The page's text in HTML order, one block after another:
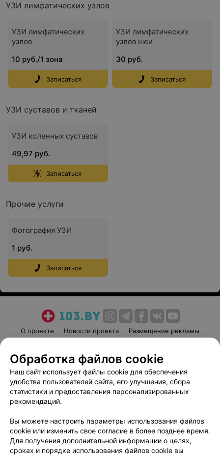
УЗИ лимфатических узлов
УЗИ лимфатических
узлов
10 руб./1 зона
Записаться
УЗИ лимфатических
узлов шеи
30 руб.
Записаться
УЗИ суставов и тканей
УЗИ коленных суставов
49,97 руб.
Записаться
Прочие услуги
Фотография УЗИ
1 руб.
Записаться
О проекте Новости проекта
Размещение рекламы
Пользовательское соглашение
Способы оплаты
Вакансии
Партнеры
Написать руководителю 103.by
Обработка персональных данных
Обработка файлов cookie
Наш сайт использует файлы cookie для обеспечения
удобства пользователей сайта, его улучшения, сбора
статистики и предоставления персонализированных
рекомендаций.
Вы можете настроить параметры использования файлов
cookie или изменить свое согласие в более позднее время.
Для получения дополнительной информации о целях,
сроках и порядке использования файлов cookie вы